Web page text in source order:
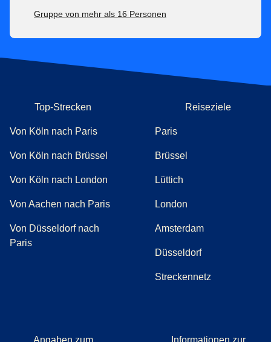
Gruppe von mehr als 16 Personen
Top-Strecken
Von Köln nach Paris
Von Köln nach Brüssel
Von Köln nach London
Von Aachen nach Paris
Von Düsseldorf nach
Paris
Reiseziele
Paris
Brüssel
Lüttich
London
Amsterdam
Düsseldorf
Streckennetz